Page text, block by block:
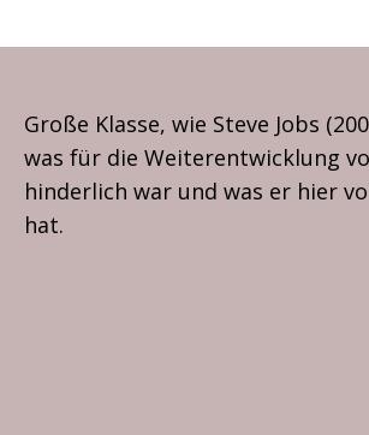
Große Klasse, wie Steve Jobs
was für die Weiterentwicklung
hinderlich war und was er hier
hat.